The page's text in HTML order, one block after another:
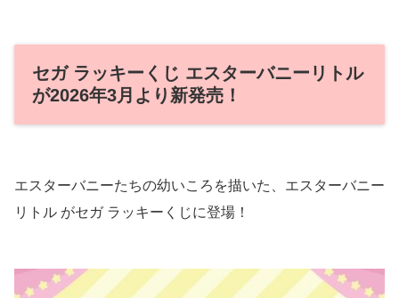
セガ ラッキーくじ エスターバニーリトル
が2026年3月より新発売！
エスターバニーたちの幼いころを描いた、エスターバニー
リトル がセガ ラッキーくじに登場！